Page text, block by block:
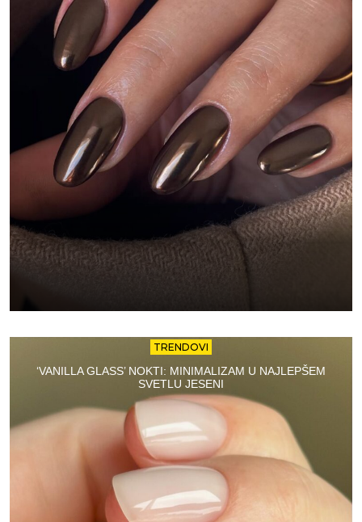
TRENDOVI
‘VANILLA GLASS’ NOKTI: MINIMALIZAM U NAJLEPŠEM
SVETLU JESENI